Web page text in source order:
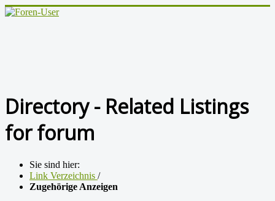
Directory - Related Listings
for forum
Sie sind hier:
Link Verzeichnis /
Zugehörige Anzeigen